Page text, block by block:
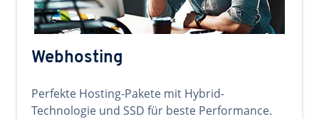
Webhosting
Perfekte Hosting-Pakete mit Hybrid-
Technologie und SSD für beste Performance.